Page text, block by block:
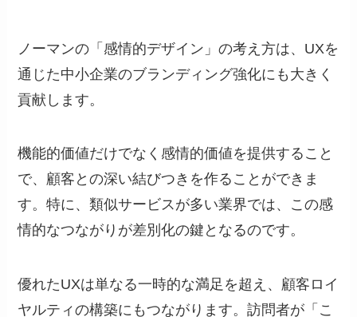
ノーマンの「感情的デザイン」の考え方は、UXを
通じた中小企業のブランディング強化にも大きく
貢献します。
機能的価値だけでなく感情的価値を提供すること
で、顧客との深い結びつきを作ることができま
す。特に、類似サービスが多い業界では、この感
情的なつながりが差別化の鍵となるのです。
優れたUXは単なる一時的な満足を超え、顧客ロイ
ヤルティの構築にもつながります。訪問者が「こ